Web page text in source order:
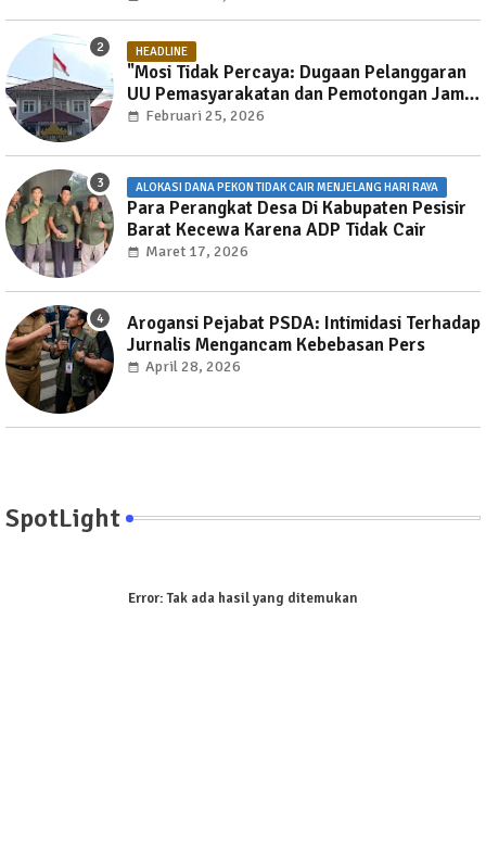
HEADLINE
"Mosi Tidak Percaya: Dugaan Pelanggaran
UU Pemasyarakatan dan Pemotongan Jam
Layanan Publik di Rutan Way Huwi."
Februari 25, 2026
ALOKASI DANA PEKON TIDAK CAIR MENJELANG HARI RAYA
Para Perangkat Desa Di Kabupaten Pesisir
Barat Kecewa Karena ADP Tidak Cair
Maret 17, 2026
Arogansi Pejabat PSDA: Intimidasi Terhadap
Jurnalis Mengancam Kebebasan Pers
April 28, 2026
SpotLight
Error:Tak ada hasil yang ditemukan